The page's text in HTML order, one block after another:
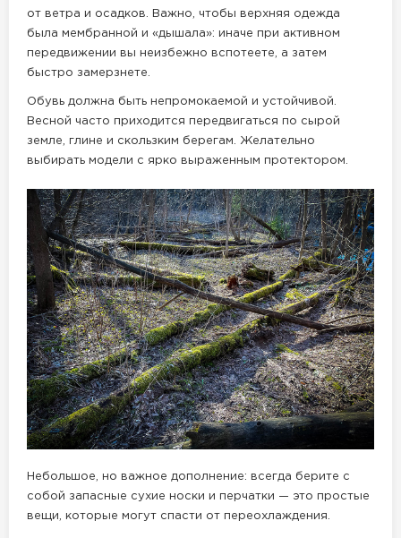
от ветра и осадков. Важно, чтобы верхняя одежда
была мембранной и «дышала»: иначе при активном
передвижении вы неизбежно вспотеете, а затем
быстро замерзнете.
Обувь должна быть непромокаемой и устойчивой.
Весной часто приходится передвигаться по сырой
земле, глине и скользким берегам. Желательно
выбирать модели с ярко выраженным протектором.
Небольшое, но важное дополнение: всегда берите с
собой запасные сухие носки и перчатки — это простые
вещи, которые могут спасти от переохлаждения.